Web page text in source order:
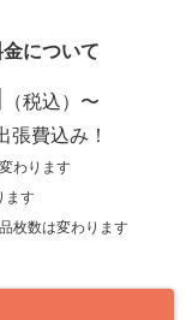
について
（税込）〜
張費込み！
わります
ます
枚数は変わります